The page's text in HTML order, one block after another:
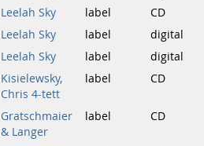
Leelah Sky label
CD
Leelah Sky label
digital
Leelah Sky label
digital
Kisielewsky,
Chris 4-tett
label CD
Gratschmaier
& Langer
label CD